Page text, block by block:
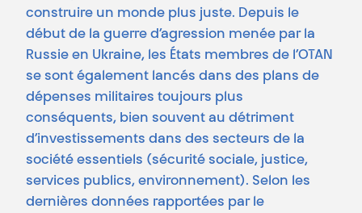
construire un monde plus juste. Depuis le
début de la guerre d’agression menée par la
Russie en Ukraine, les États membres de l’OTAN
se sont également lancés dans des plans de
dépenses militaires toujours plus
conséquents, bien souvent au détriment
d’investissements dans des secteurs de la
société essentiels (sécurité sociale, justice,
services publics, environnement). Selon les
dernières données rapportées par le